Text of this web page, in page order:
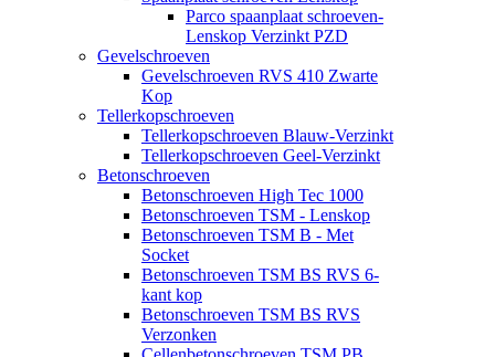
Parco spaanplaat schroeven-
Lenskop Verzinkt PZD
Gevelschroeven
Gevelschroeven RVS 410 Zwarte
Kop
Tellerkopschroeven
Tellerkopschroeven Blauw-Verzinkt
Tellerkopschroeven Geel-Verzinkt
Betonschroeven
Betonschroeven High Tec 1000
Betonschroeven TSM - Lenskop
Betonschroeven TSM B - Met
Socket
Betonschroeven TSM BS RVS 6-
kant kop
Betonschroeven TSM BS RVS
Verzonken